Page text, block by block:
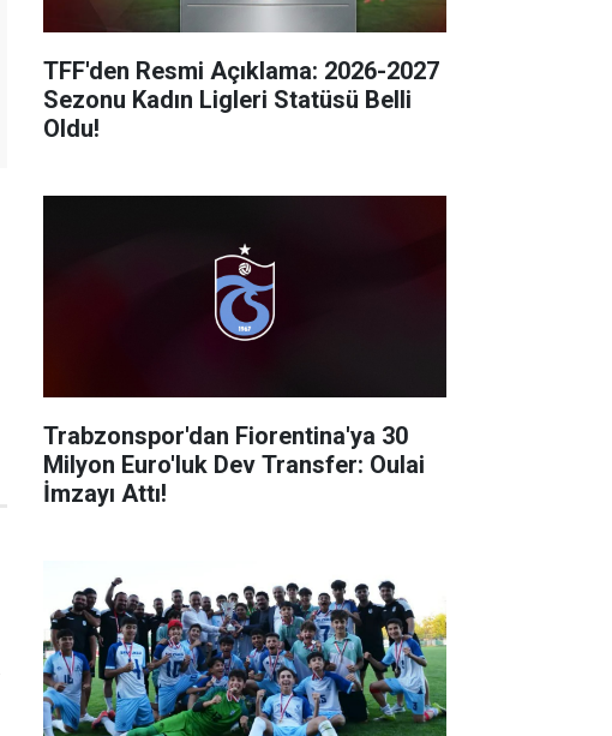
TFF'den Resmi Açıklama: 2026-2027
Sezonu Kadın Ligleri Statüsü Belli
Oldu!
Trabzonspor'dan Fiorentina'ya 30
Milyon Euro'luk Dev Transfer: Oulai
İmzayı Attı!